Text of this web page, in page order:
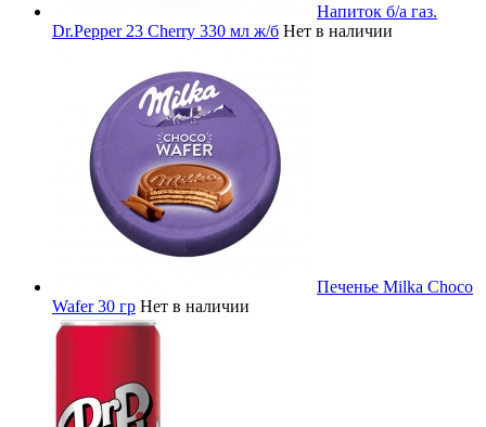
Напиток б/а газ.
Dr.Pepper 23 Cherry 330 мл ж/б Нет в наличии
Печенье Milka Choco
Wafer 30 гр Нет в наличии